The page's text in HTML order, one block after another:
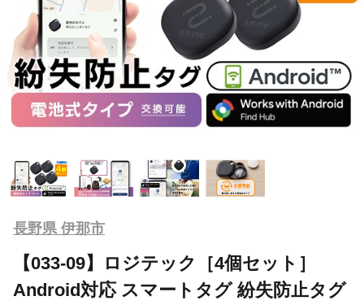
長野県 伊那市
【033-09】ロジテック［4個セット］
Android対応 スマートタグ 紛失防止タグ